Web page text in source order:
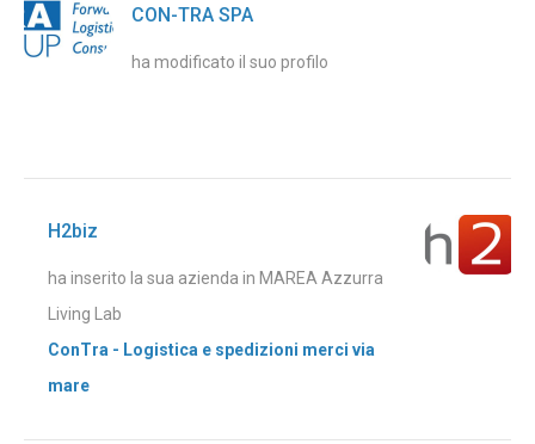
CON-TRA SPA
ha modificato il suo profilo
H2biz
ha inserito la sua azienda in MAREA Azzurra
Living Lab
ConTra - Logistica e spedizioni merci via
mare